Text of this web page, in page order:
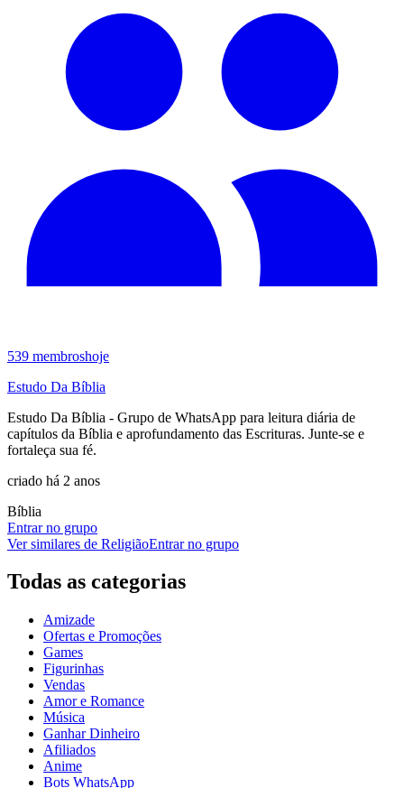
539 membroshoje
Estudo Da Bíblia
Estudo Da Bíblia - Grupo de WhatsApp para leitura diária de
capítulos da Bíblia e aprofundamento das Escrituras. Junte-se e
fortaleça sua fé.
criado há 2 anos
Bíblia
Entrar no grupo
Ver similares de ReligiãoEntrar no grupo
Todas as categorias
Amizade
Ofertas e Promoções
Games
Figurinhas
Vendas
Amor e Romance
Música
Ganhar Dinheiro
Afiliados
Anime
Bots WhatsApp